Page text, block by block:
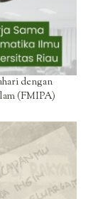
dengan
(FMIPA)